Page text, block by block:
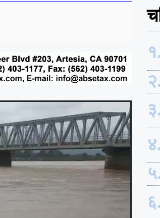
१.
२.
३.
४.
५.
६.